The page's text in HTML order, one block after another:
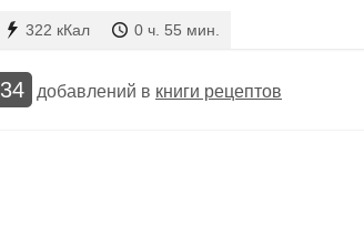
322 кКал 0 ч. 55 мин.
34 добавлений в книги рецептов